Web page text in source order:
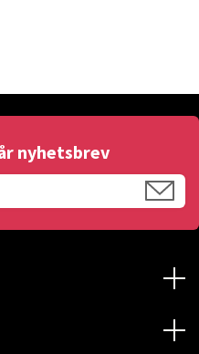
nyhetsbrev